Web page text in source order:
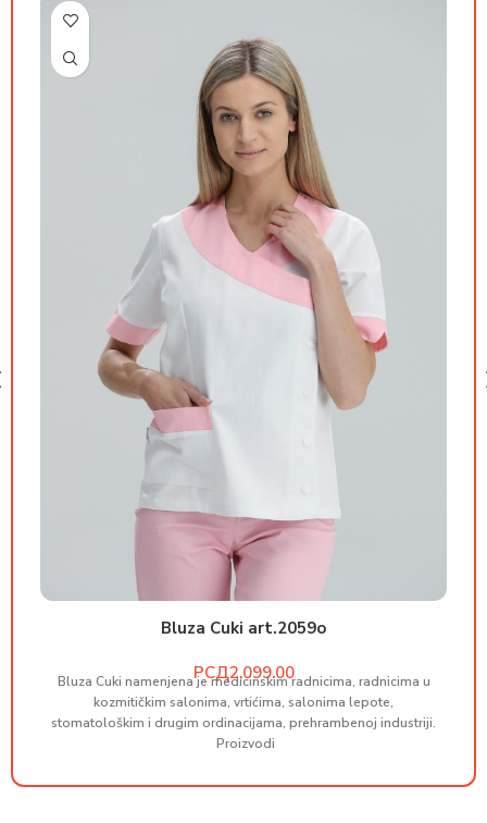
Bluza Cuki art.2059o
РСД
Bluza Cuki namenjena je medicinskim radnicima, radnicima u
kozmitičkim salonima, vrtićima, salonima lepote,
stomatološkim i drugim ordinacijama, prehrambenoj industriji.
Proizvodi